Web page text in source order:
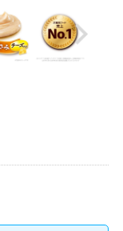
登録
ア
Next